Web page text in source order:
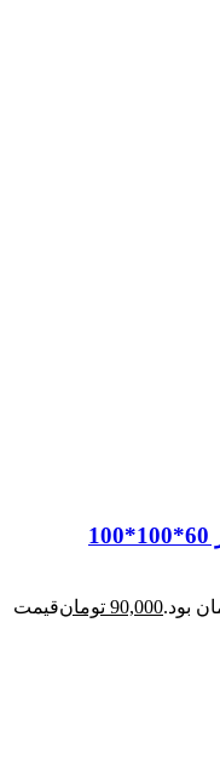
90,000 تومانقیمت